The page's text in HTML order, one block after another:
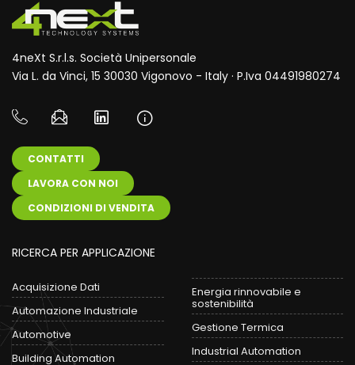
4neXt S.r.l.s. Società Unipersonale
Via L. da Vinci, 15 30030 Vigonovo - Italy · P.Iva 04491980274
CONTATTI
LAVORA CON NOI
CONDIZIONI DI VENDITA
RICERCA PER APPLICAZIONE
Acquisizione Dati
Automazione Industriale
Automotive
Building Automation
Energia rinnovabile e
sostenibilità
Gestione Termica
Industrial Automation